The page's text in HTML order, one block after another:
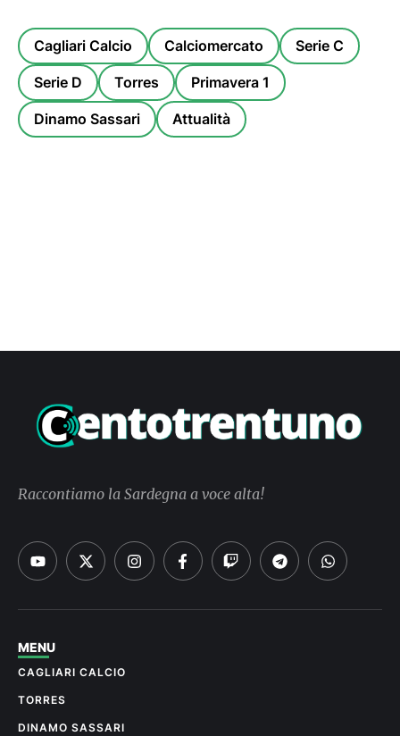
Cagliari Calcio Calciomercato Serie C
Serie D Torres Primavera 1
Dinamo Sassari Attualità
Raccontiamo la Sardegna a voce alta!
MENU
CAGLIARI CALCIO
TORRES
DINAMO SASSARI